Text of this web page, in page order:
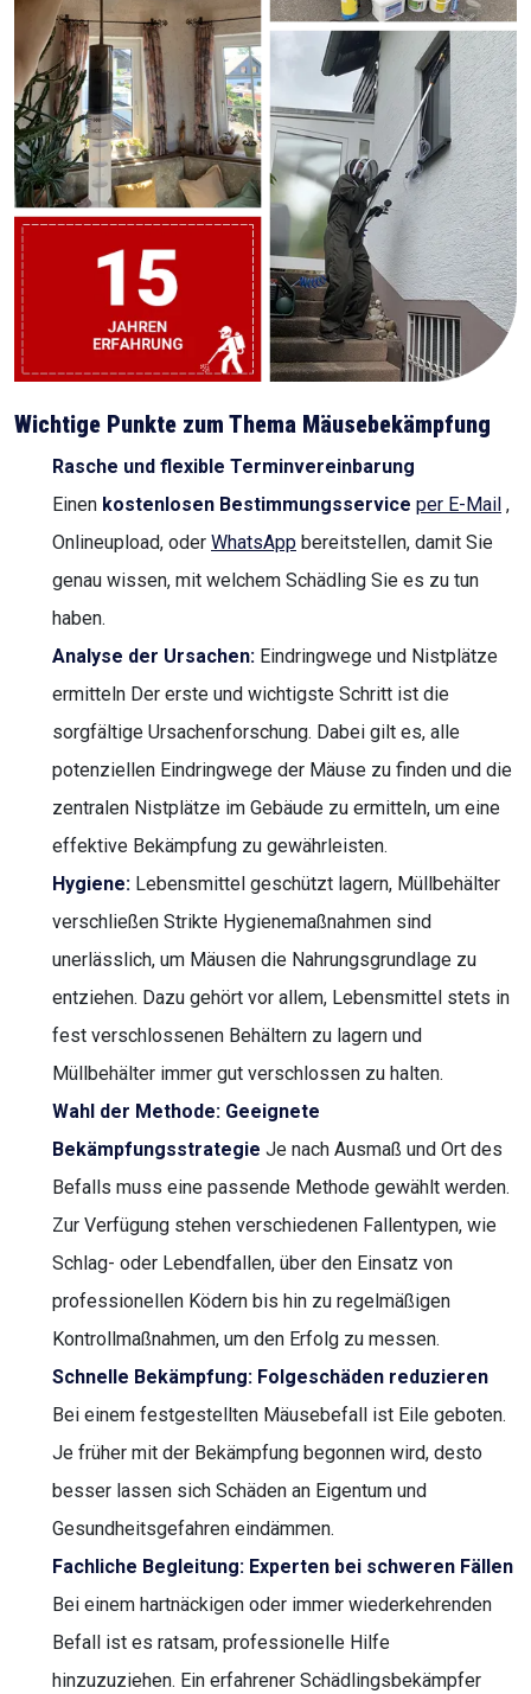
Wichtige Punkte zum Thema Mäusebekämpfung
Rasche und flexible Terminvereinbarung
Einen kostenlosen Bestimmungsservice per E-Mail ,
Onlineupload, oder WhatsApp bereitstellen, damit Sie
genau wissen, mit welchem Schädling Sie es zu tun
haben.
Analyse der Ursachen: Eindringwege und Nistplätze
ermitteln Der erste und wichtigste Schritt ist die
sorgfältige Ursachenforschung. Dabei gilt es, alle
potenziellen Eindringwege der Mäuse zu finden und die
zentralen Nistplätze im Gebäude zu ermitteln, um eine
effektive Bekämpfung zu gewährleisten.
Hygiene: Lebensmittel geschützt lagern, Müllbehälter
verschließen Strikte Hygienemaßnahmen sind
unerlässlich, um Mäusen die Nahrungsgrundlage zu
entziehen. Dazu gehört vor allem, Lebensmittel stets in
fest verschlossenen Behältern zu lagern und
Müllbehälter immer gut verschlossen zu halten.
Wahl der Methode: Geeignete
Bekämpfungsstrategie Je nach Ausmaß und Ort des
Befalls muss eine passende Methode gewählt werden.
Zur Verfügung stehen verschiedenen Fallentypen, wie
Schlag- oder Lebendfallen, über den Einsatz von
professionellen Ködern bis hin zu regelmäßigen
Kontrollmaßnahmen, um den Erfolg zu messen.
Schnelle Bekämpfung: Folgeschäden reduzieren
Bei einem festgestellten Mäusebefall ist Eile geboten.
Je früher mit der Bekämpfung begonnen wird, desto
besser lassen sich Schäden an Eigentum und
Gesundheitsgefahren eindämmen.
Fachliche Begleitung: Experten bei schweren Fällen
Bei einem hartnäckigen oder immer wiederkehrenden
Befall ist es ratsam, professionelle Hilfe
hinzuzuziehen. Ein erfahrener Schädlingsbekämpfer